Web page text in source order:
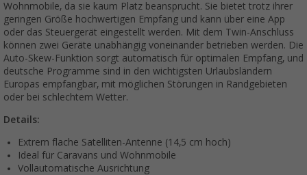
Wohnmobile, da sie kaum Platz beansprucht. Sie bietet trotz ihrer
geringen Größe hochwertigen Empfang und kann über eine App
oder das Steuergerät eingestellt werden. Mit dem Twin-Anschluss
können zwei Geräte unabhängig voneinander betrieben werden. Die
Auto-Skew-Funktion sorgt automatisch für optimalen Empfang, und
deutsche Programme sind in den wichtigsten Urlaubsländern
Europas empfangbar, mit möglichen Störungen in Randgebieten
oder bei schlechtem Wetter.
Details:
Extrem flache Satelliten-Antenne (14,5 cm hoch)
Ideal für Caravans und Wohnmobile
Vollautomatische Ausrichtung